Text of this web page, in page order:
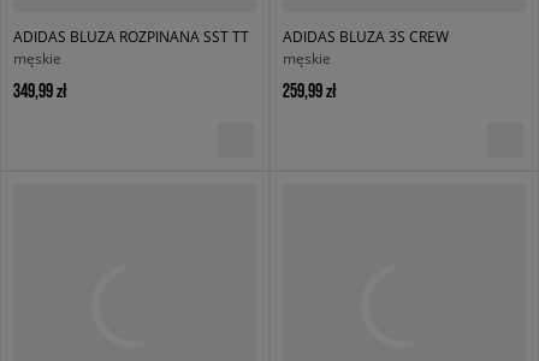
ADIDAS BLUZA ROZPINANA SST TT
męskie
349,99 zł
ADIDAS BLUZA 3S CREW
męskie
259,99 zł